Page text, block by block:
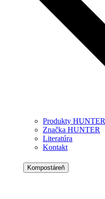
Produkty HUNTER
Značka HUNTER
Literatúra
Kontakt
Kompostáreň